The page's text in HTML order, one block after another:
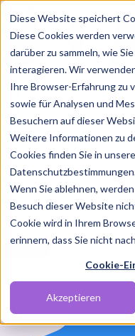
Diese Website speichert
Diese Cookies werden
darüber zu sammeln, wie
interagieren. Wir
Ihre Browser-Erfahrung zu
sowie für Analysen und
Besuchern auf dieser
Weitere Informationen zu
Cookies finden Sie in
Wenn Sie ablehnen,
Besuch dieser Website
Cookie wird in Ihrem
erinnern, dass Sie nicht
Cookie-
Akzeptieren
Features
Solutions
BlogChartsRabatt
Login